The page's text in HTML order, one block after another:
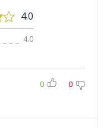
4.0
4.0
0 0